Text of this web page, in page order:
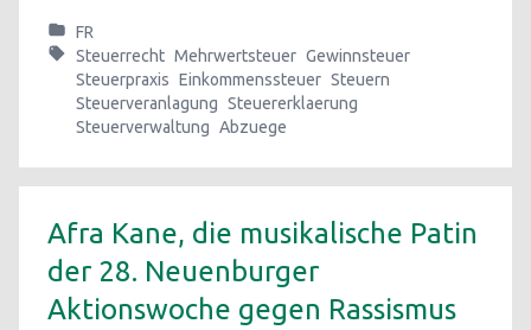
FR
Steuerrecht Mehrwertsteuer Gewinnsteuer
Steuerpraxis Einkommenssteuer Steuern
Steuerveranlagung Steuererklaerung
Steuerverwaltung Abzuege
Afra Kane, die musikalische Patin
der 28. Neuenburger
Aktionswoche gegen Rassismus